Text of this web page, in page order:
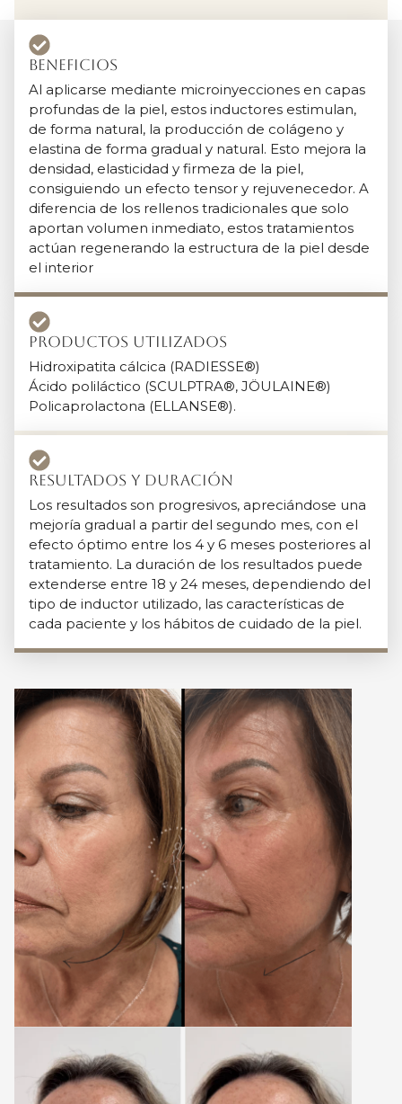
Beneficios
Al aplicarse mediante microinyecciones en capas
profundas de la piel, estos inductores estimulan,
de forma natural, la producción de colágeno y
elastina de forma gradual y natural. Esto mejora la
densidad, elasticidad y firmeza de la piel,
consiguiendo un efecto tensor y rejuvenecedor. A
diferencia de los rellenos tradicionales que solo
aportan volumen inmediato, estos tratamientos
actúan regenerando la estructura de la piel desde
el interior
Productos Utilizados
Hidroxipatita cálcica (RADIESSE®)
Ácido poliláctico (SCULPTRA®, JÖULAINE®)
Policaprolactona (ELLANSE®).
Resultados y duración
Los resultados son progresivos, apreciándose una
mejoría gradual a partir del segundo mes, con el
efecto óptimo entre los 4 y 6 meses posteriores al
tratamiento. La duración de los resultados puede
extenderse entre 18 y 24 meses, dependiendo del
tipo de inductor utilizado, las características de
cada paciente y los hábitos de cuidado de la piel.